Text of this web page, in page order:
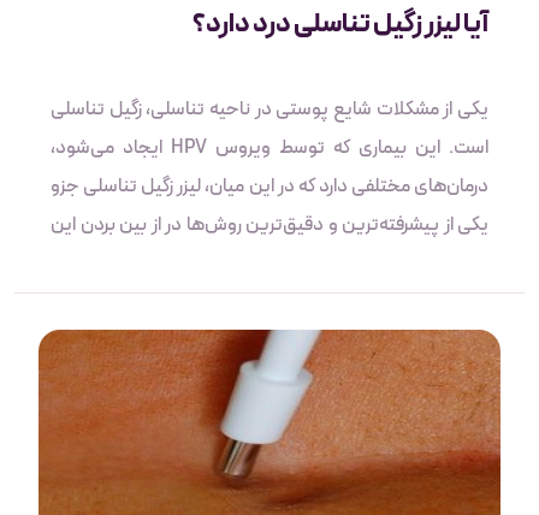
آیا لیزر زگیل تناسلی درد دارد؟
یکی از مشکلات شایع پوستی در ناحیه تناسلی، زگیل تناسلی
است. این بیماری که توسط ویروس HPV ایجاد می‌شود،
درمان‌های مختلفی دارد که در این میان، لیزر زگیل تناسلی جزو
یکی از پیشرفته‌ترین و دقیق‌ترین روش‌ها در از بین بردن این
بیماران مبتلا به این مشکل پیش می‌آید این است که آیا لیزر
زگیل تناسلی درد دارد؟ و اگر درد دارد تا چه اندازه قابل‌تحمل
است؟ برای پاسخ به این سؤال در این مقاله پس از توضیح
کوتاهی در مورد زگیل تناسلی و لیزردرمانی به بررسی عوامل
مؤثر بر میزان درد این روش و راه‌های مراقبتی برای کاهش این
درد پرداخته می‌شود.